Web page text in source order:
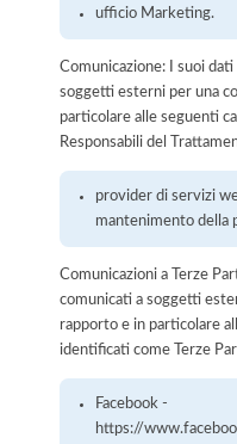
ufficio Marketing.
Comunicazione: I suoi
soggetti esterni per una
particolare alle seguenti
Responsabili del
provider di servizi
mantenimento della
Comunicazioni a Terze
comunicati a soggetti
rapporto e in particolare
identificati come Terze
Facebook -
https://